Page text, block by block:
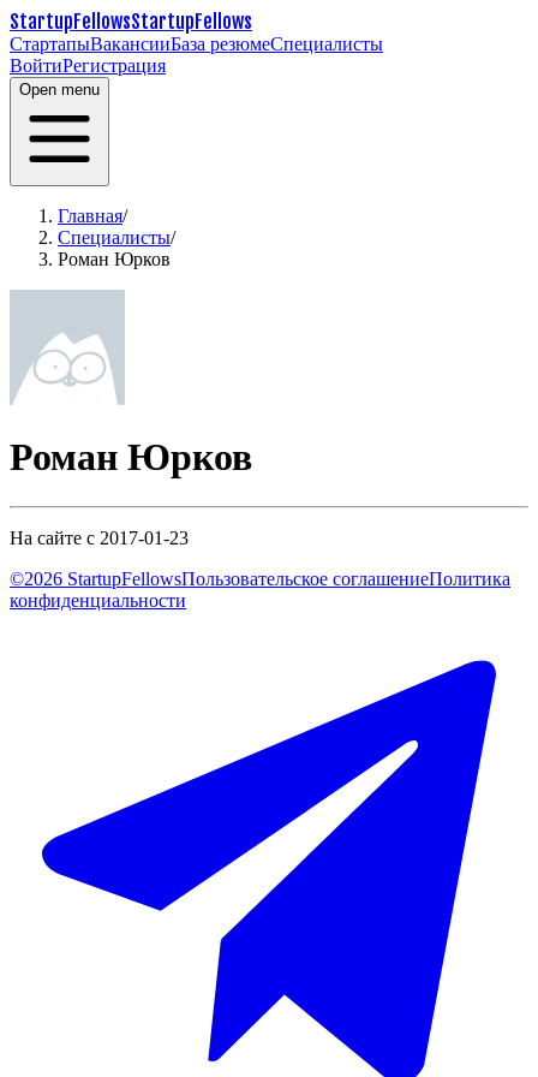
StartupFellowsStartupFellows
СтартапыВакансииБаза резюмеСпециалисты
ВойтиРегистрация
Open menu
Главная/
Специалисты/
Роман Юрков
Роман Юрков
На сайте с 2017-01-23
©2026 StartupFellowsПользовательское соглашениеПолитика
конфиденциальности